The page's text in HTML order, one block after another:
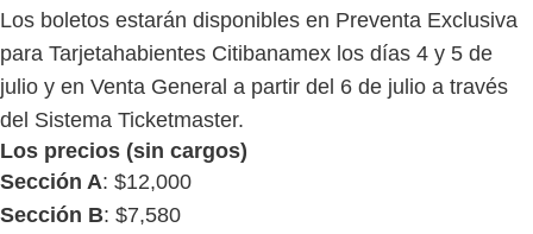
Los boletos estarán disponibles en Preventa Exclusiva
para Tarjetahabientes Citibanamex los días 4 y 5 de
julio y en Venta General a partir del 6 de julio a través
del Sistema Ticketmaster.
Los precios (sin cargos)
Sección A: $12,000
Sección B: $7,580